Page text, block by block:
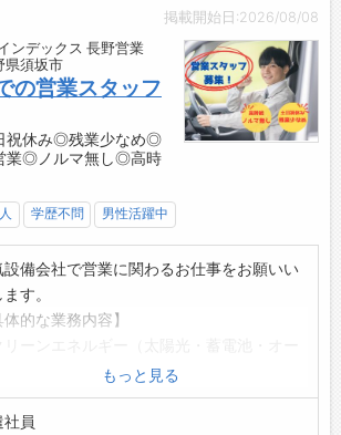
ライベートとメリハリをつけて働けます！
適な作業場♪
備】
い食堂
ッカー
付きの立体駐車場なので雨や雪でも大丈
す！
休暇は1時間分、2時間分と時間単位でも取
きます◎
掲載開始日:2026/08/08
ンデックス 長野営業
須坂市
の営業スタッフ
休み◎残業少なめ◎
業◎ノルマ無し◎高時
学歴不問 男性活躍中
設備会社で営業に関わるお仕事をお願いい
す。
体的な業務内容】
存顧客のフォロー対応
設業者や個人顧客との打ち合わせ
もっと見る
社員